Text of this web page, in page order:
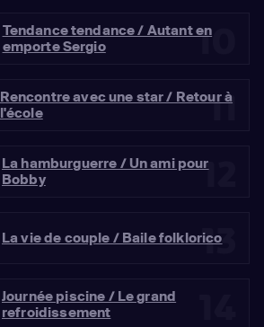
10
Tendance tendance / Autant en
emporte Sergio
11
Rencontre avec une star / Retour à
l'école
12
La hamburguerre / Un ami pour
Bobby
13
La vie de couple / Baile folklorico
Journée piscine / Le grand
refroidissement